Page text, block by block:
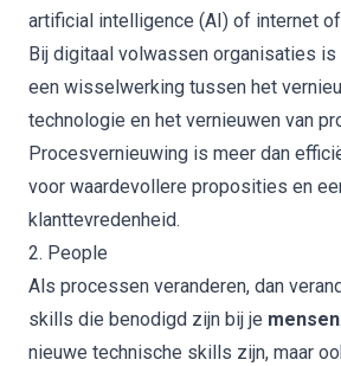
artificial intelligence (AI) of internet
Bij digitaal volwassen organisaties
een wisselwerking tussen het
technologie en het vernieuwen van
Procesvernieuwing is meer dan
voor waardevollere proposities en
klanttevredenheid.
2. People
Als processen veranderen, dan
skills die benodigd zijn bij je mensen
nieuwe technische skills zijn, maar